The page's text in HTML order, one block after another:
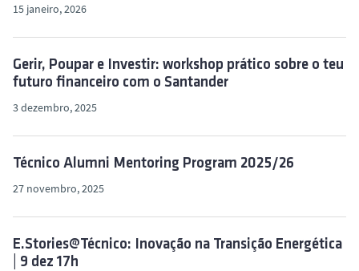
15 janeiro, 2026
Gerir, Poupar e Investir: workshop prático sobre o teu
futuro financeiro com o Santander
3 dezembro, 2025
Técnico Alumni Mentoring Program 2025/26
27 novembro, 2025
E.Stories@Técnico: Inovação na Transição Energética
| 9 dez 17h